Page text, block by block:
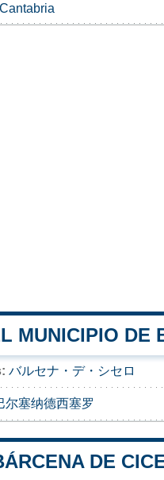
Cantabria
MUNICIPIO DE
バルセナ・デ・シセロ
尔塞纳德西塞罗
DE